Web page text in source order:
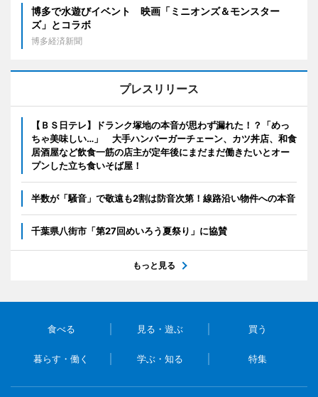
博多で水遊びイベント 映画「ミニオンズ＆モンスター
ズ」とコラボ
博多経済新聞
プレスリリース
【ＢＳ日テレ】ドランク塚地の本音が思わず漏れた！？「めっ
ちゃ美味しい…」 大手ハンバーガーチェーン、カツ丼店、和食
居酒屋など飲食一筋の店主が定年後にまだまだ働きたいとオー
プンした立ち食いそば屋！
半数が「騒音」で敬遠も2割は防音次第！線路沿い物件への本音
千葉県八街市「第27回めいろう夏祭り」に協賛
もっと見る
食べる 見る・遊ぶ 買う
暮らす・働く 学ぶ・知る 特集